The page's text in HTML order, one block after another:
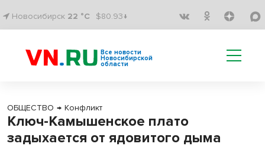
Новосибирск 22 °C $80.93↓
Все новости
Новосибирской
области
ОБЩЕСТВО → Конфликт
Ключ-Камышенское плато
задыхается от ядовитого дыма